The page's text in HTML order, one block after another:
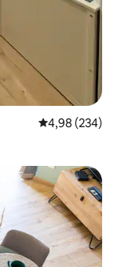
Gemiddelde
4,98 (234)